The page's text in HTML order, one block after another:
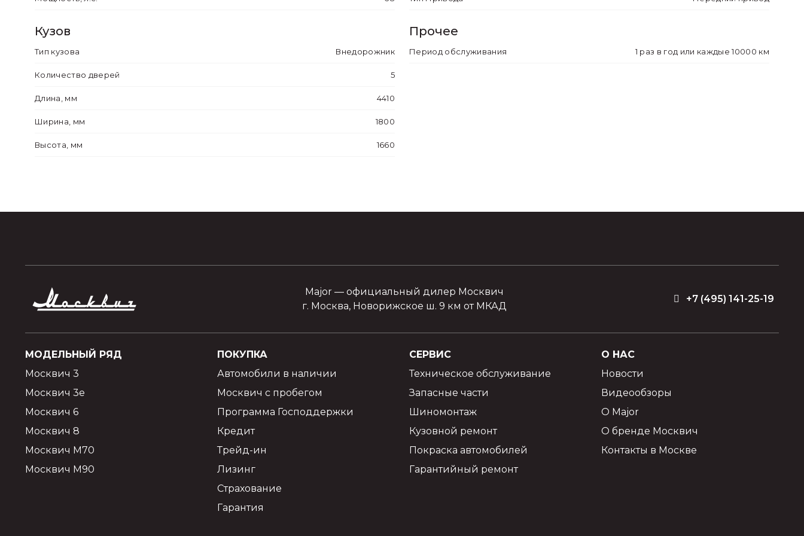
Трехточечные ремни безопасности для заднего среднего сиденья с преднатяжителями
Система крепления ISOFIX
(ABS) Aнтиблокировочная система + Система распределения тормозного усилия (EBD)
Светодиодные лампы дальнего и ближнего света
Кузов
Тип кузова Внедорожник
Количество дверей 5
Длина, мм 4410
Ширина, мм 1800
Высота, мм 1660
Прочее
Период обслуживания 1 раз в год или каждые 10000 км
Major — официальный дилер Москвич
г. Москва, Новорижское ш. 9 км от МКАД
+7 (495) 141-25-19
МОДЕЛЬНЫЙ РЯД
Москвич 3
Москвич 3e
Москвич 6
Москвич 8
Москвич М70
Москвич М90
ПОКУПКА
Автомобили в наличии
Москвич с пробегом
Программа Господдержки
Кредит
Трейд-ин
Лизинг
Страхование
Гарантия
СЕРВИС
Техническое обслуживание
Запасные части
Шиномонтаж
Кузовной ремонт
Покраска автомобилей
Гарантийный ремонт
О НАС
Новости
Видеообзоры
О Major
О бренде Москвич
Контакты в Москве